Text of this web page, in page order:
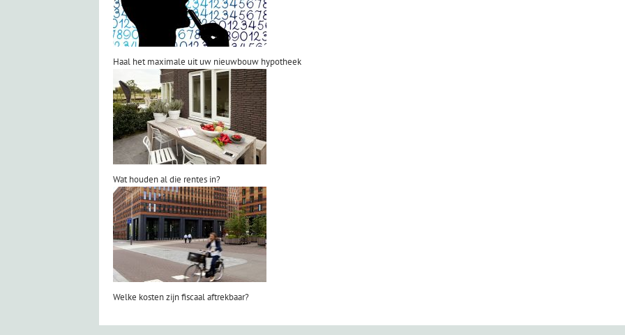
Haal het maximale uit uw nieuwbouw hypotheek
Wat houden al die rentes in?
Welke kosten zijn fiscaal aftrekbaar?